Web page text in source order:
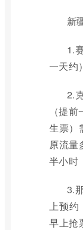
新
1.
一天约
2.
（提
生票）
原流量
半小时
3.
上预约
早上抢